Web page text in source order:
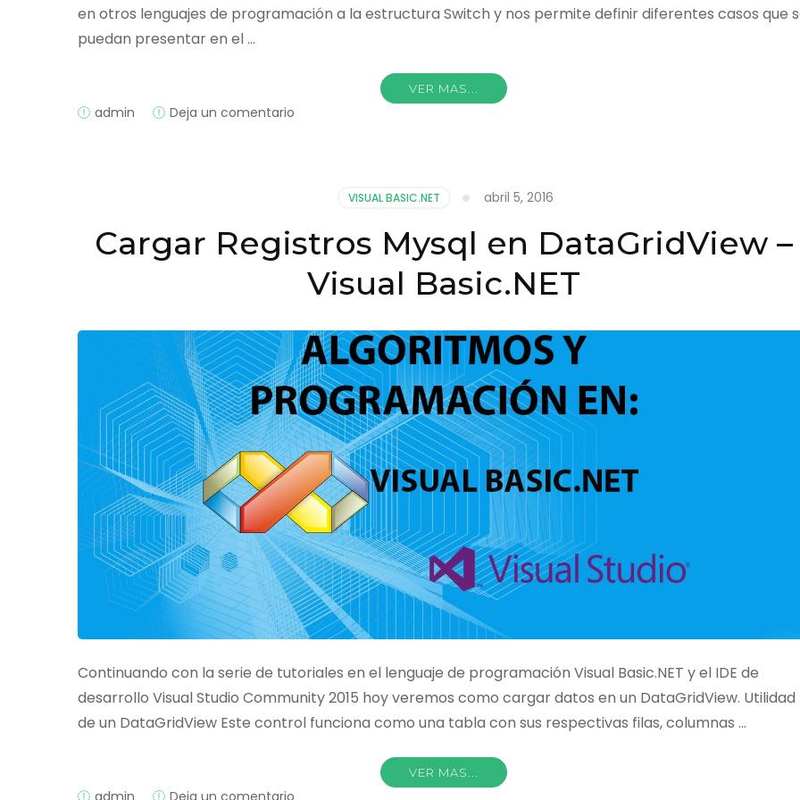
en otros lenguajes de programación a la estructura Switch y nos permite definir diferentes casos que
puedan presentar en el …
VER MAS...
admin Deja un comentario
Basic.NETVISUAL BASIC.NET abril 5, 2016
Cargar Registros Mysql en DataGridView –
Visual Basic.NET
Continuando con la serie de tutoriales en el lenguaje de programación Visual Basic.NET y el IDE de
desarrollo Visual Studio Community 2015 hoy veremos como cargar datos en un DataGridView. Utilidad
de un DataGridView Este control funciona como una tabla con sus respectivas filas, columnas …
VER MAS...